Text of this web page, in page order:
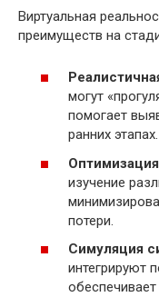
Виртуальная
преимуществ на
могут
помогает
ранних этапах.
изучение
потери.
Симуляция
интегрируют